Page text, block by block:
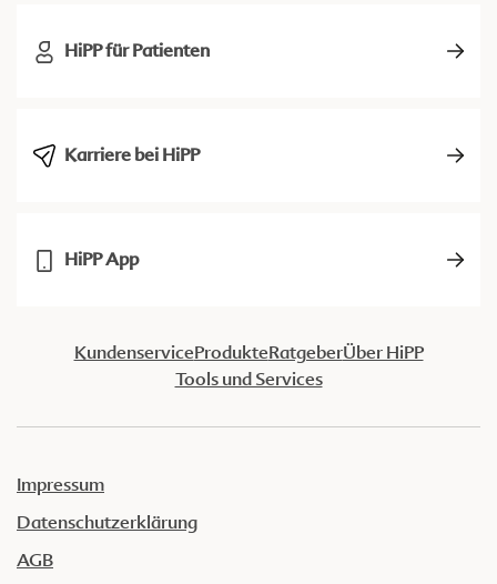
HiPP für Patienten
Karriere bei HiPP
HiPP App
KundenserviceProdukteRatgeberÜber HiPP
Tools und Services
Impressum
Datenschutzerklärung
AGB